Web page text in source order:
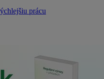
prácu